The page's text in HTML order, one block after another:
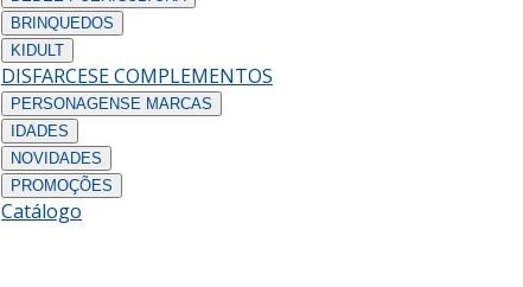
BRINQUEDOS
KIDULT
DISFARCESE COMPLEMENTOS
PERSONAGENS E MARCAS
IDADES
NOVIDADES
PROMOÇÕES
Catálogo